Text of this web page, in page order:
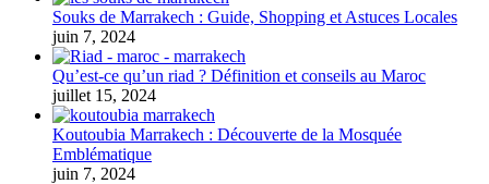
Souks de Marrakech : Guide, Shopping et Astuces Locales
juin 7, 2024
Qu’est-ce qu’un riad ? Définition et conseils au Maroc
juillet 15, 2024
Koutoubia Marrakech : Découverte de la Mosquée
Emblématique
juin 7, 2024